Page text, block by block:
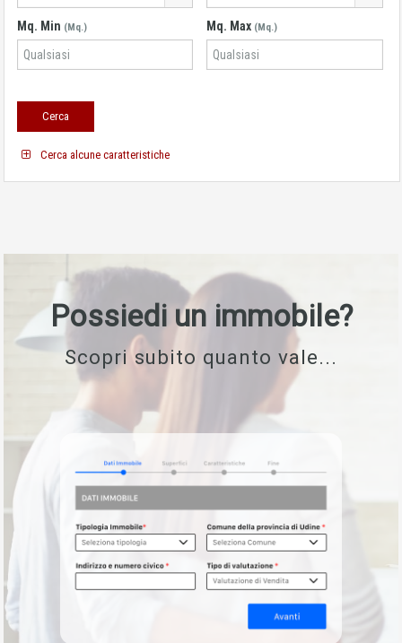
Mq. Min (Mq.) Mq. Max (Mq.)
Cerca alcune caratteristiche
Possiedi un immobile?
Scopri subito quanto vale...